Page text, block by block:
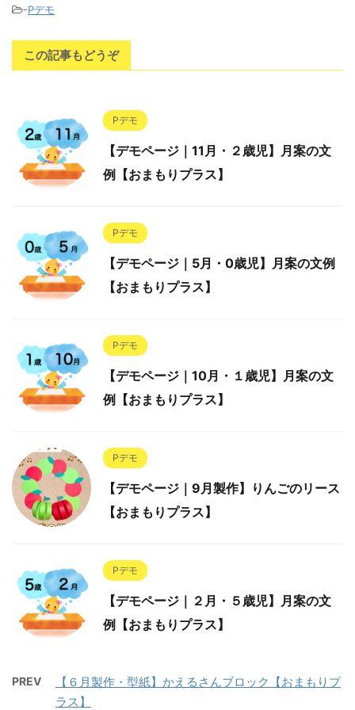
-Pデモ
この記事もどうぞ
Pデモ
【デモページ｜11月・２歳児】月案の文
例【おまもりプラス】
Pデモ
【デモページ｜5月・0歳児】月案の文例
【おまもりプラス】
Pデモ
【デモページ｜10月・１歳児】月案の文
例【おまもりプラス】
Pデモ
【デモページ｜9月製作】りんごのリース
【おまもりプラス】
Pデモ
【デモページ｜２月・５歳児】月案の文
例【おまもりプラス】
PREV
【６月製作・型紙】かえるさんブロック【おまもりプ
ラス】